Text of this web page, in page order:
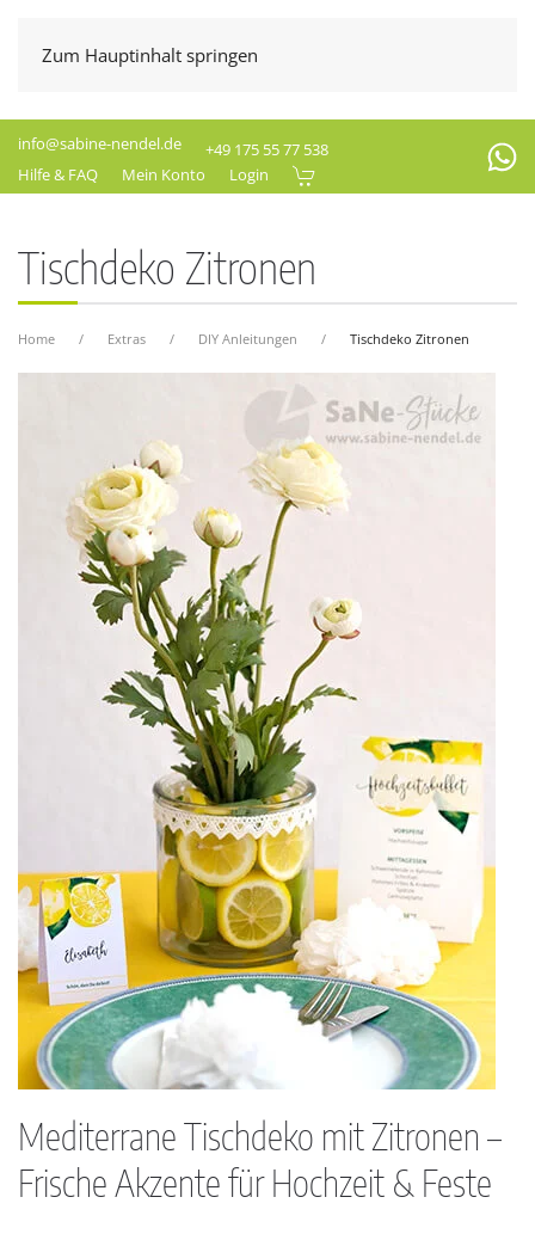
Zum Hauptinhalt springen
info@sabine-nendel.de
+49 175 55 77 538
Hilfe & FAQ
Mein Konto Login
Tischdeko Zitronen
Home Extras DIY Anleitungen Tischdeko Zitronen
Mediterrane Tischdeko mit Zitronen –
Frische Akzente für Hochzeit & Feste